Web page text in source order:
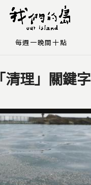
Jump to Navigation
Jump to Main content
「清理」關鍵字
每週一晚間十點